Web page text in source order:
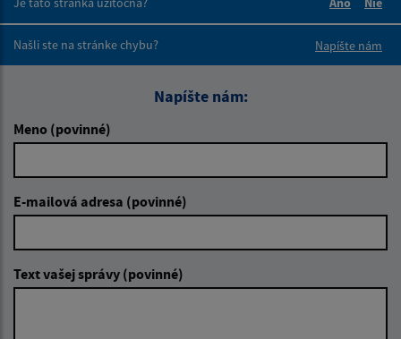
Našli ste na stránke chybu?
Napíšte nám
Napíšte nám:
Meno (povinné)
E-mailová adresa (povinné)
Text vašej správy (povinné)